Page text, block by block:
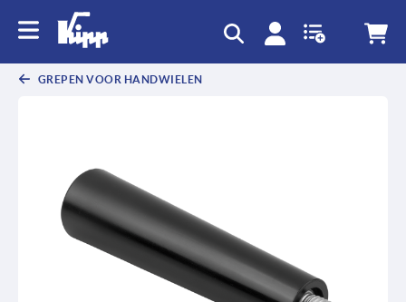
GREPEN VOOR HANDWIELEN